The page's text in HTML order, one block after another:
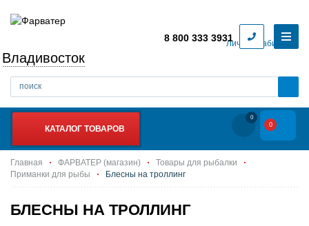
Личный кабинет
Владивосток
8 800 333 3931
КАТАЛОГ ТОВАРОВ
0
0
Главная ФАРВАТЕР (магазин)
Товары для рыбалки
Приманки для рыбы
Блесны на троллинг
БЛЕСНЫ НА ТРОЛЛИНГ